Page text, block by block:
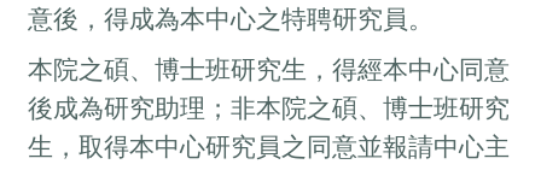
意後，得成為本中心之特聘研究員。
本院之碩、博士班研究生，得經本中心同意
後成為研究助理；非本院之碩、博士班研究
生，取得本中心研究員之同意並報請中心主